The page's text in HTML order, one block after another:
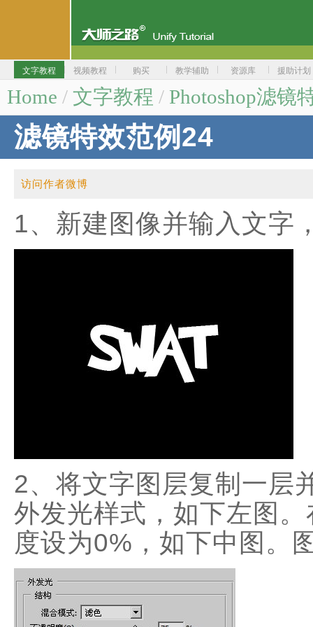
文字教程 视频教程 购买 教学辅助 资源库 援助计划
Home / 文字教程 / Photoshop滤镜
滤镜特效范例24
访问作者微博
1、新建图像并输入文字
2、将文字图层复制一层
外发光样式，如下左图
度设为0%，如下中图。